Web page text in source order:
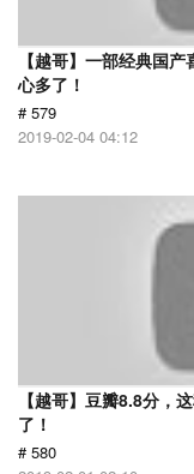
【越哥】一部经典国
心多了！
# 579
2019-02-04 04:12
【越哥】豆瓣8.8分，
了！
# 580